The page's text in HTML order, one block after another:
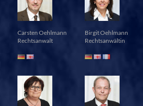
Carsten Oehlmann
Rechtsanwalt
Birgit Oehlmann
Rechtsanwältin